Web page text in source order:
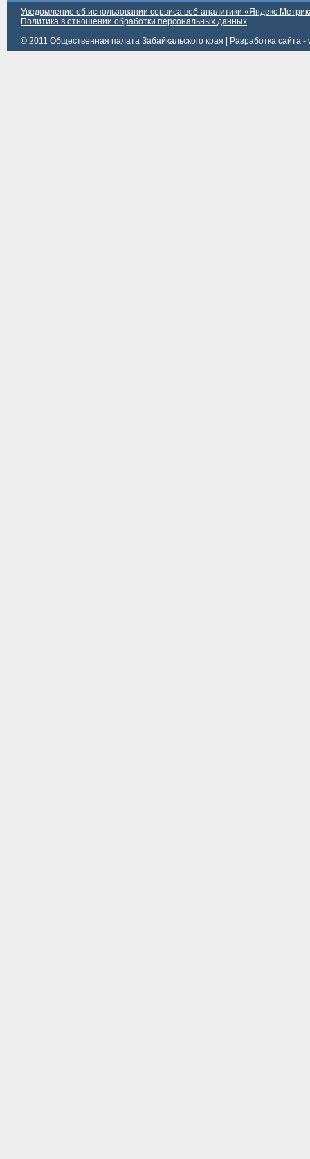
Уведомление об использовании сервиса веб-аналитики «Яндекс
Политика в отношении обработки персональных данных
© 2011 Общественная палата Забайкальского края |
Разработка сайта -